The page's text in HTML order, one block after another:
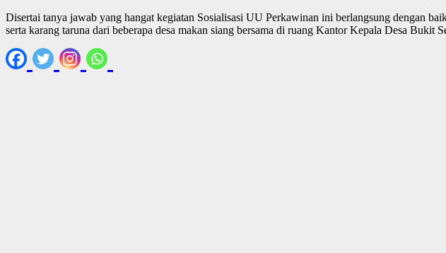
Disertai tanya jawab yang hangat kegiatan Sosialisasi UU Perkawinan ini berlangsung dengan
serta karang taruna dari beberapa desa makan siang bersama di ruang Kantor Kepala Desa Bukit